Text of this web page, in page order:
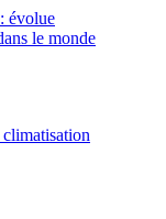
évolue
le monde